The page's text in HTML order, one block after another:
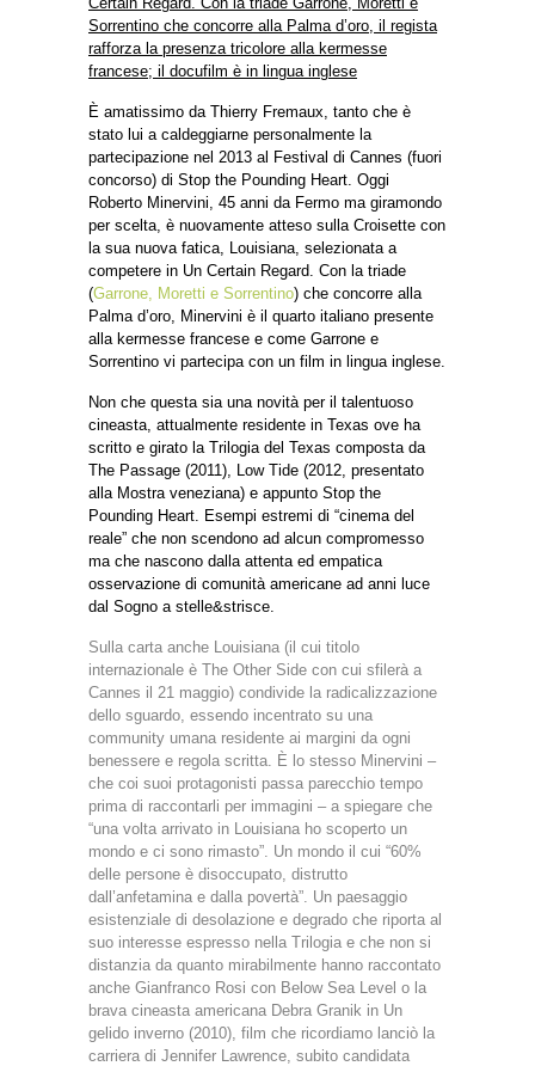
Sorrentino che concorre alla Palma d’oro, il regista
rafforza la presenza tricolore alla kermesse
francese; il docufilm è in lingua inglese
È amatissimo da Thierry Fremaux, tanto che è
stato lui a caldeggiarne personalmente la
partecipazione nel 2013 al Festival di Cannes (fuori
concorso) di Stop the Pounding Heart. Oggi
Roberto Minervini, 45 anni da Fermo ma giramondo
per scelta, è nuovamente atteso sulla Croisette con
la sua nuova fatica, Louisiana, selezionata a
competere in Un Certain Regard. Con la triade
(Garrone, Moretti e Sorrentino) che concorre alla
Palma d’oro, Minervini è il quarto italiano presente
alla kermesse francese e come Garrone e
Sorrentino vi partecipa con un film in lingua inglese.
Non che questa sia una novità per il talentuoso
cineasta, attualmente residente in Texas ove ha
scritto e girato la Trilogia del Texas composta da
The Passage (2011), Low Tide (2012, presentato
alla Mostra veneziana) e appunto Stop the
Pounding Heart. Esempi estremi di “cinema del
reale” che non scendono ad alcun compromesso
ma che nascono dalla attenta ed empatica
osservazione di comunità americane ad anni luce
dal Sogno a stelle&strisce.
Sulla carta anche Louisiana (il cui titolo
internazionale è The Other Side con cui sfilerà a
Cannes il 21 maggio) condivide la radicalizzazione
dello sguardo, essendo incentrato su una
community umana residente ai margini da ogni
benessere e regola scritta. È lo stesso Minervini –
che coi suoi protagonisti passa parecchio tempo
prima di raccontarli per immagini – a spiegare che
“una volta arrivato in Louisiana ho scoperto un
mondo e ci sono rimasto”. Un mondo il cui “60%
delle persone è disoccupato, distrutto
dall’anfetamina e dalla povertà”. Un paesaggio
esistenziale di desolazione e degrado che riporta al
suo interesse espresso nella Trilogia e che non si
distanzia da quanto mirabilmente hanno raccontato
anche Gianfranco Rosi con Below Sea Level o la
brava cineasta americana Debra Granik in Un
gelido inverno (2010), film che ricordiamo lanciò la
carriera di Jennifer Lawrence, subito candidata